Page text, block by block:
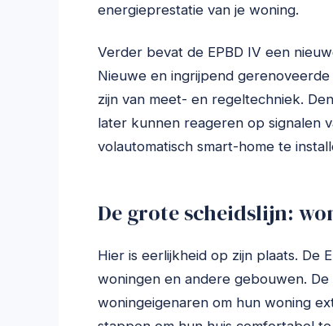
energieprestatie van je woning.
Verder bevat de EPBD IV een
Nieuwe en ingrijpend
zijn van meet- en regeltechniek.
later kunnen reageren op signalen
volautomatisch smart-home te
De grote scheidslijn:
Hier is eerlijkheid op zijn plaats. De
woningen en andere gebouwen.
woningeigenaren om hun woning